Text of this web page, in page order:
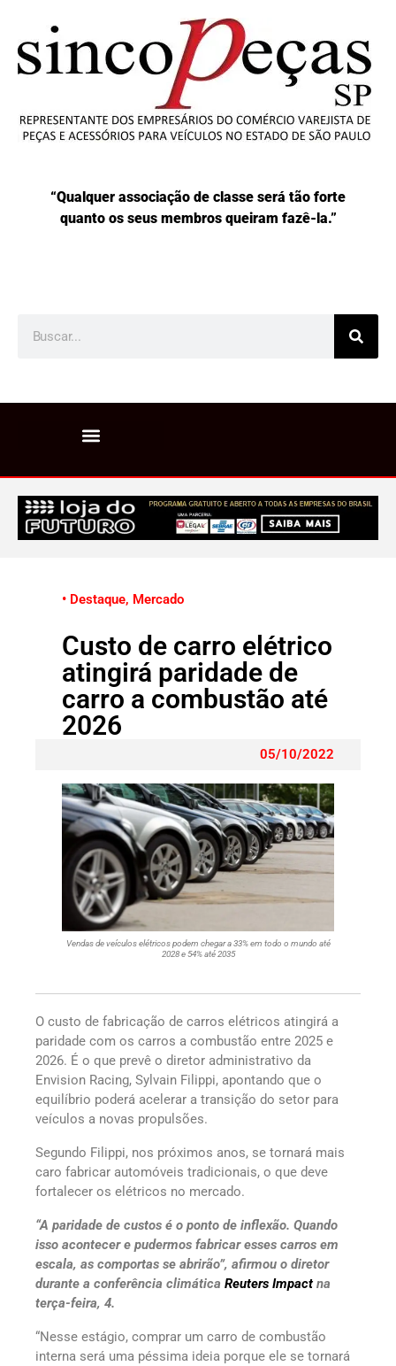
“Qualquer associação de classe será tão forte
quanto os seus membros queiram fazê-la.”
• Destaque, Mercado
Custo de carro elétrico
atingirá paridade de
carro a combustão até
2026
05/10/2022
Vendas de veículos elétricos podem chegar a 33% em todo o mundo até
2028 e 54% até 2035
O custo de fabricação de carros elétricos atingirá a
paridade com os carros a combustão entre 2025 e
2026. É o que prevê o diretor administrativo da
Envision Racing, Sylvain Filippi, apontando que o
equilíbrio poderá acelerar a transição do setor para
veículos a novas propulsões.
Segundo Filippi, nos próximos anos, se tornará mais
caro fabricar automóveis tradicionais, o que deve
fortalecer os elétricos no mercado.
“A paridade de custos é o ponto de inflexão. Quando
isso acontecer e pudermos fabricar esses carros em
escala, as comportas se abrirão”, afirmou o diretor
durante a conferência climática Reuters Impactna
terça-feira, 4.
“Nesse estágio, comprar um carro de combustão
interna será uma péssima ideia porque ele se tornará